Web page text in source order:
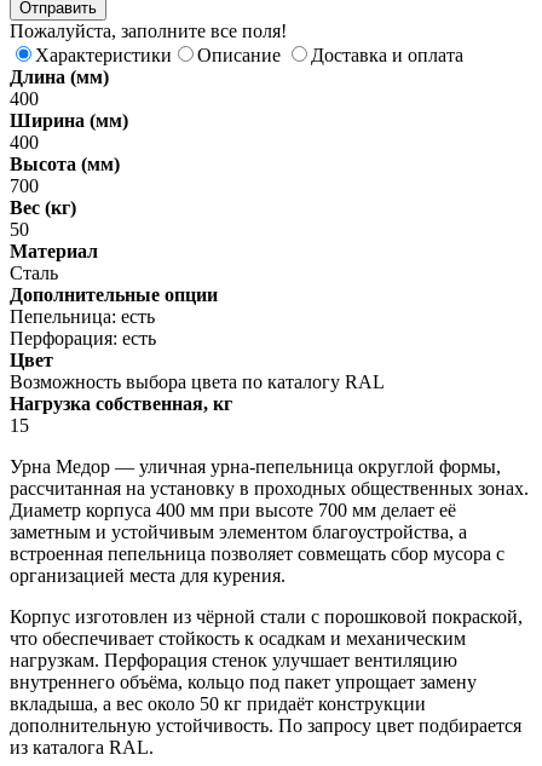
Пожалуйста, заполните все поля!
Характеристики
Описание
Доставка и оплата
Длина (мм)
400
Ширина (мм)
400
Высота (мм)
700
Вес (кг)
50
Материал
Сталь
Дополнительные опции
Пепельница: есть
Перфорация: есть
Цвет
Возможность выбора цвета по каталогу RAL
Нагрузка собственная, кг
15
Урна Медор — уличная урна-пепельница округлой формы,
рассчитанная на установку в проходных общественных зонах.
Диаметр корпуса 400 мм при высоте 700 мм делает её
заметным и устойчивым элементом благоустройства, а
встроенная пепельница позволяет совмещать сбор мусора с
организацией места для курения.
Корпус изготовлен из чёрной стали с порошковой покраской,
что обеспечивает стойкость к осадкам и механическим
нагрузкам. Перфорация стенок улучшает вентиляцию
внутреннего объёма, кольцо под пакет упрощает замену
вкладыша, а вес около 50 кг придаёт конструкции
дополнительную устойчивость. По запросу цвет подбирается
из каталога RAL.